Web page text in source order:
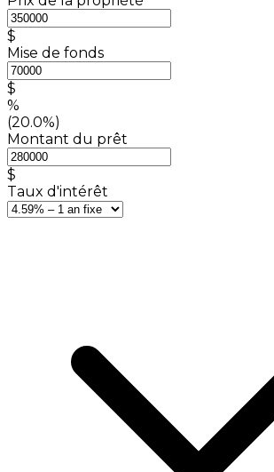
$
Mise de fonds
$
%
(20.0%)
Montant du prêt
$
Taux d'intérêt